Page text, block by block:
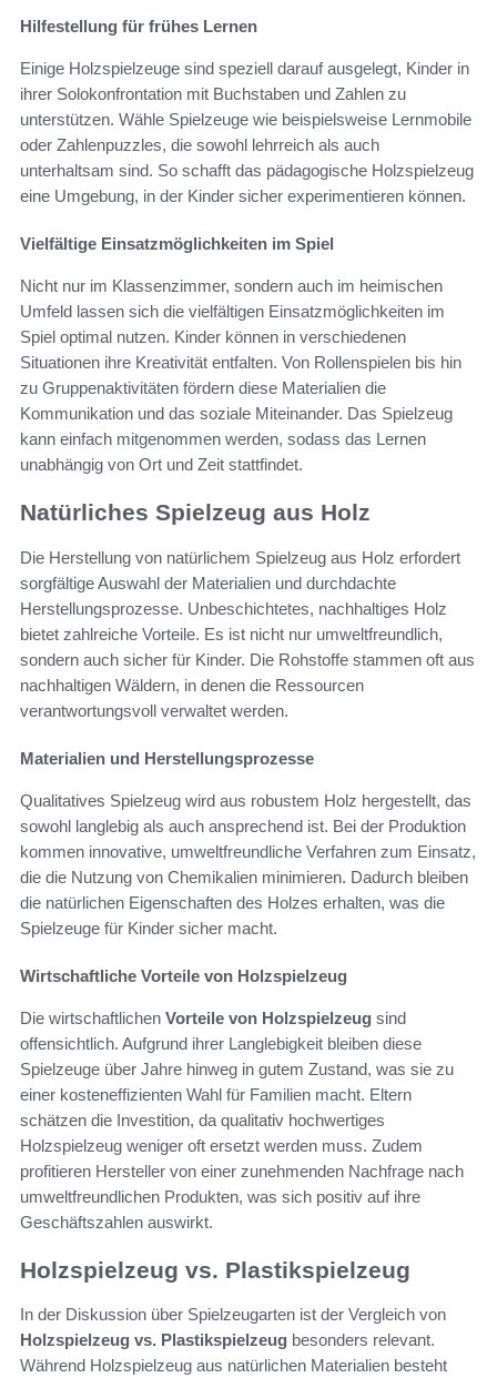
Hilfestellung für frühes Lernen
Einige Holzspielzeuge sind speziell darauf ausgelegt, Kinder in
ihrer Solokonfrontation mit Buchstaben und Zahlen zu
unterstützen. Wähle Spielzeuge wie beispielsweise Lernmobile
oder Zahlenpuzzles, die sowohl lehrreich als auch
unterhaltsam sind. So schafft das pädagogische Holzspielzeug
eine Umgebung, in der Kinder sicher experimentieren können.
Vielfältige Einsatzmöglichkeiten im Spiel
Nicht nur im Klassenzimmer, sondern auch im heimischen
Umfeld lassen sich die vielfältigen Einsatzmöglichkeiten im
Spiel optimal nutzen. Kinder können in verschiedenen
Situationen ihre Kreativität entfalten. Von Rollenspielen bis hin
zu Gruppenaktivitäten fördern diese Materialien die
Kommunikation und das soziale Miteinander. Das Spielzeug
kann einfach mitgenommen werden, sodass das Lernen
unabhängig von Ort und Zeit stattfindet.
Natürliches Spielzeug aus Holz
Die Herstellung von natürlichem Spielzeug aus Holz erfordert
sorgfältige Auswahl der Materialien und durchdachte
Herstellungsprozesse. Unbeschichtetes, nachhaltiges Holz
bietet zahlreiche Vorteile. Es ist nicht nur umweltfreundlich,
sondern auch sicher für Kinder. Die Rohstoffe stammen oft aus
nachhaltigen Wäldern, in denen die Ressourcen
verantwortungsvoll verwaltet werden.
Materialien und Herstellungsprozesse
Qualitatives Spielzeug wird aus robustem Holz hergestellt, das
sowohl langlebig als auch ansprechend ist. Bei der Produktion
kommen innovative, umweltfreundliche Verfahren zum Einsatz,
die die Nutzung von Chemikalien minimieren. Dadurch bleiben
die natürlichen Eigenschaften des Holzes erhalten, was die
Spielzeuge für Kinder sicher macht.
Wirtschaftliche Vorteile von Holzspielzeug
Die wirtschaftlichen Vorteile von Holzspielzeug sind
offensichtlich. Aufgrund ihrer Langlebigkeit bleiben diese
Spielzeuge über Jahre hinweg in gutem Zustand, was sie zu
einer kosteneffizienten Wahl für Familien macht. Eltern
schätzen die Investition, da qualitativ hochwertiges
Holzspielzeug weniger oft ersetzt werden muss. Zudem
profitieren Hersteller von einer zunehmenden Nachfrage nach
umweltfreundlichen Produkten, was sich positiv auf ihre
Geschäftszahlen auswirkt.
Holzspielzeug vs. Plastikspielzeug
In der Diskussion über Spielzeugarten ist der Vergleich von
Holzspielzeug vs. Plastikspielzeug besonders relevant.
Während Holzspielzeug aus natürlichen Materialien besteht